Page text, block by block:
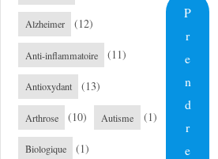
Alzheimer (12)
Anti-inflammatoire (11)
Antioxydant (13)
Arthrose (10) Autisme (1)
Biologique (1)
P
r
e
n
d
r
e